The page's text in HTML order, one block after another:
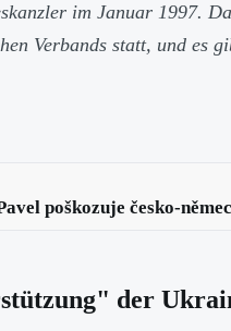
im Januar 1997.
Verbands statt, und es
poškozuje česko-
der